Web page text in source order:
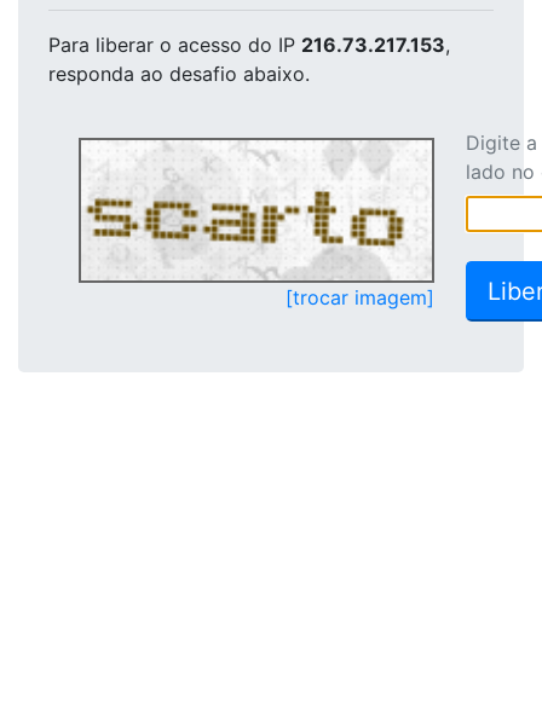
Para liberar o acesso do IP 216.73.217.153,
responda ao desafio abaixo.
[trocar imagem]
Digite
lado no